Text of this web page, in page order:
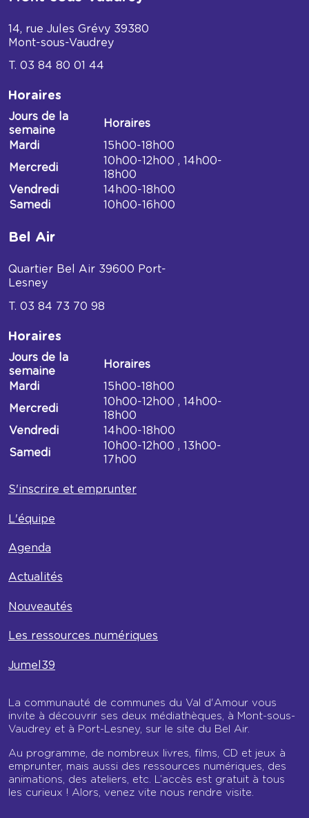
14, rue Jules Grévy 39380
Mont-sous-Vaudrey
03 84 80 01 44
Horaires
Horaires
de
Mont-
sous-
Jours de la
semaine
Horaires
Mardi
15h00-18h00
Mercredi
10h00-12h00 , 14h00-
18h00
Vendredi
14h00-18h00
Samedi
10h00-16h00
Bel Air
Quartier Bel Air 39600 Port-
Lesney
03 84 73 70 98
Horaires
Horaires
du
Bel
Jours de la
semaine
Horaires
Mardi
15h00-18h00
Mercredi
10h00-12h00 , 14h00-
18h00
Vendredi
14h00-18h00
Samedi
10h00-12h00 , 13h00-
17h00
S'inscrire et emprunter
L'équipe
Agenda
Actualités
Nouveautés
Les ressources numériques
Jumel39
La communauté de communes du Val d'Amour vous
invite à découvrir ses deux médiathèques, à Mont-sous-
Vaudrey et à Port-Lesney, sur le site du Bel Air.
Au programme, de nombreux livres, films, CD et jeux à
emprunter, mais aussi des ressources numériques, des
animations, des ateliers, etc. L’accès est gratuit à tous
les curieux ! Alors, venez vite nous rendre visite.